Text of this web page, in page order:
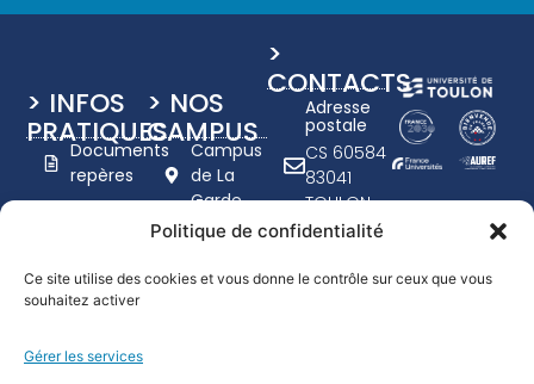
Politique de confidentialité
Ce site utilise des cookies et vous donne le contrôle sur ceux que vous
souhaitez activer
Gérer les services
>
CONTACTS
Adresse
postale
CS 60584
83041
TOULON
CEDEX 9
94 14 20
> NOS
CAMPUS
Campus
de La
Garde
Campus
- Porte
> INFOS
PRATIQUES
Documents
repères
graphique
Nous
Handicap